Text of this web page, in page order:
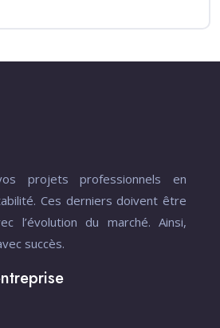
projets professionnels en
Ces derniers doivent être
l’évolution du marché. Ainsi,
succès.